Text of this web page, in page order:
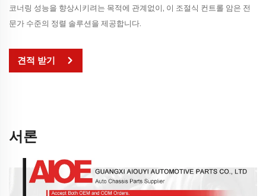
코너링 성능을 향상시키려는 목적에 관계없이, 이 조절식 컨트롤 암은 전
문가 수준의 정렬 솔루션을 제공합니다.
견적 받기
서론